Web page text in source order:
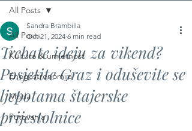
All Posts
Kultura & umjetnost
Enogastronomija
Moda
Putovanja
All Posts
Trebate ideju za vikend?
Posjetite Graz i oduševite se
ljepotama štajerske
prijestolnice
Sandra Brambilla
Oct 21, 2024 6 min read